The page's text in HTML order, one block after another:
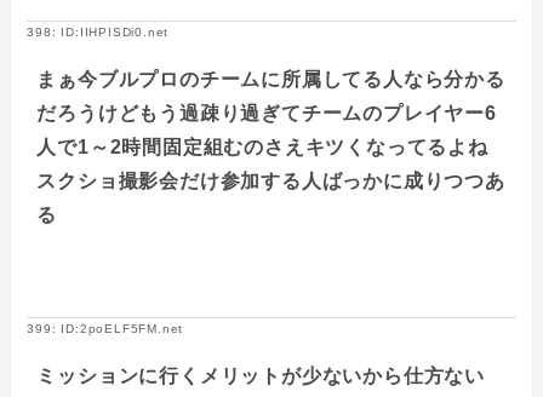
398: ID:IIHPISDi0.net
まぁ今ブルプロのチームに所属してる人なら分かる
だろうけどもう過疎り過ぎてチームのプレイヤー6
人で1～2時間固定組むのさえキツくなってるよね
スクショ撮影会だけ参加する人ばっかに成りつつあ
る
399: ID:2poELF5FM.net
ミッションに行くメリットが少ないから仕方ない